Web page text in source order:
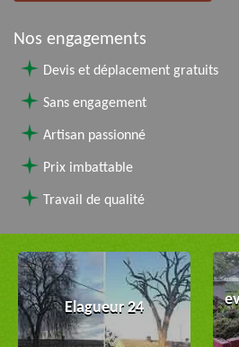
Nos engagements
Devis et déplacement gratuits
Sans engagement
Artisan passionné
Prix imbattable
Travail de qualité
Elagueur 24